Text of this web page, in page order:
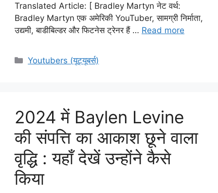
Translated Article: [ Bradley Martyn नेट वर्थ:
Bradley Martyn एक अमेरिकी YouTuber, सामग्री निर्माता,
उद्यमी, बाडीबिल्डर और फिटनेस ट्रेनर हैं … Read more
Categories
Youtubers (यूट्यूबर्स)
2024 में Baylen Levine
की संपत्ति का आकाश छूने वाला
वृद्धि : यहाँ देखें उन्होंने कैसे
किया